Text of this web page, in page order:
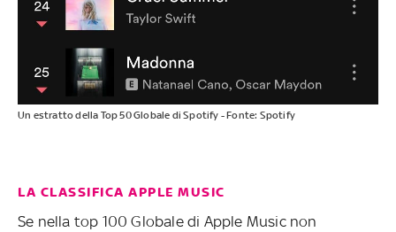
Un estratto della Top 50 Globale di Spotify - Fonte: Spotify
LA CLASSIFICA APPLE MUSIC
Se nella top 100 Globale di Apple Music non